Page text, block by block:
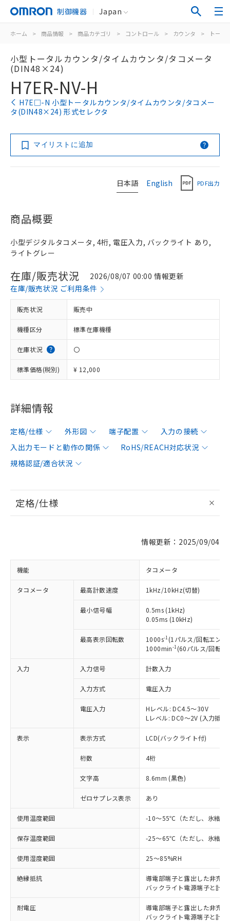
制御機器 Japan
ホーム > 商品情報 > 商品カテゴリ > コントロール > カウンタ > トータ
小型トータルカウンタ/タイムカウンタ/タコメータ
(DIN48×24)
H7ER-NV-H
H7E□-N 小型トータルカウンタ/タイムカウンタ/タコメー
タ(DIN48×24) 形式セレクタ
マイリストに追加
日本語 English PDF出力
商品概要
小型デジタルタコメータ, 4桁, 電圧入力, バックライト あり,
ライトグレー
在庫/販売状況
2026/08/07 00:00 情報更新
在庫/販売状況 ご利用条件
販売状況 販売中
機種区分 標準在庫機種
在庫状況 〇
標準価格(税別) ¥ 12,000
詳細情報
定格/仕様 外形図 端子配置
入力の接続
入出力モードと動作の関係
RoHS/REACH対応状況
規格認証/適合状況
定格/仕様
情報更新：2025/09/04
機能 タコメータ
タコメータ 最高計数速度 1kHz/10kHz(切替)
最小信号幅
0.5ms (1kHz)
0.05ms (10kHz)
最高表示回転数 1000s-1 (1パルス/回転エンコ
1000min-1 (60パルス/回転エ
入力 入力信号 計数入力
入力方式 電圧入力
電圧入力
Hレベル: DC4.5～30V
Lレベル: DC0～2V (入力抵
表示 表示方式 LCD(バックライト付)
桁数 4桁
文字高 8.6mm (黒色)
ゼロサプレス表示 あり
使用温度範囲 -10～55℃（ただし、氷結、
保存温度範囲 -25～65℃（ただし、氷結、
使用湿度範囲 25～85%RH
絶縁抵抗
導電部端子と露出した非充
バックライト電源端子と計
耐電圧
導電部端子と露出した非充
バックライト電源端子と計
対応済み：EU RoHS指令（10物質）の
非含有に対応した製品が提供可能な商品で
対応予定：EU RoHS指令（10物質）の非含
有に対応した製品に切り替える予定のある
対応予定なし：EU RoHS指令（10物質）の